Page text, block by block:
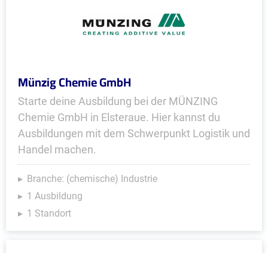
Münzig Chemie GmbH
Starte deine Ausbildung bei der MÜNZING
Chemie GmbH in Elsteraue. Hier kannst du
Ausbildungen mit dem Schwerpunkt Logistik und
Handel machen.
Branche: (chemische) Industrie
1 Ausbildung
1 Standort